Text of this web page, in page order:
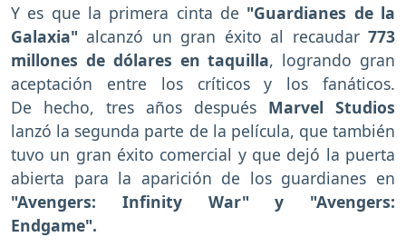
Y es que la primera cinta de "Guardianes de la
Galaxia" alcanzó un gran éxito al recaudar 773
millones de dólares en taquilla, logrando gran
aceptación entre los críticos y los fanáticos.
De hecho, tres años después Marvel Studios
lanzó la segunda parte de la película, que también
tuvo un gran éxito comercial y que dejó la puerta
abierta para la aparición de los guardianes en
"Avengers: Infinity War" y "Avengers:
Endgame".